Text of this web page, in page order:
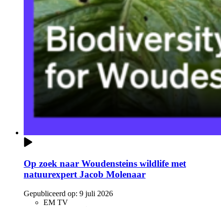
Op zoek naar Woudensteins wildlife met
natuurexpert Jacob Molenaar
Gepubliceerd op: 9 juli 2026
EM TV